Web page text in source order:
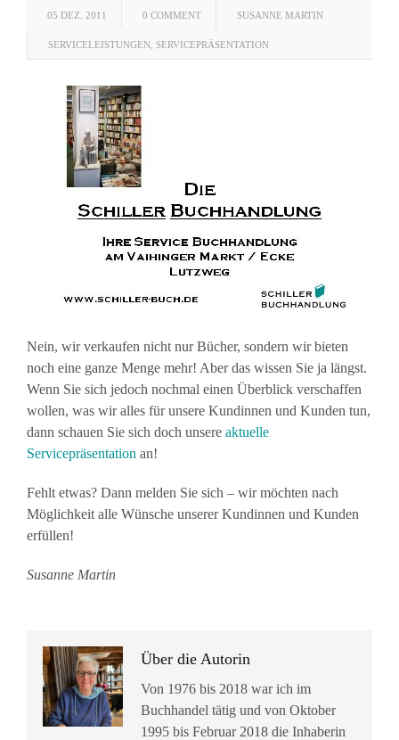
05 DEZ. 2011 0 COMMENT SUSANNE MARTIN
SERVICELEISTUNGEN SERVICEPRÄSENTATION
Nein, wir verkaufen nicht nur Bücher, sondern wir bieten
noch eine ganze Menge mehr! Aber das wissen Sie ja längst.
Wenn Sie sich jedoch nochmal einen Überblick verschaffen
wollen, was wir alles für unsere Kundinnen und Kunden tun,
dann schauen Sie sich doch unsere aktuelle
Servicepräsentation an!
Fehlt etwas? Dann melden Sie sich – wir möchten nach
Möglichkeit alle Wünsche unserer Kundinnen und Kunden
erfüllen!
Susanne Martin
Über die Autorin
Von 1976 bis 2018 war ich im
Buchhandel tätig und von Oktober
1995 bis Februar 2018 die Inhaberin